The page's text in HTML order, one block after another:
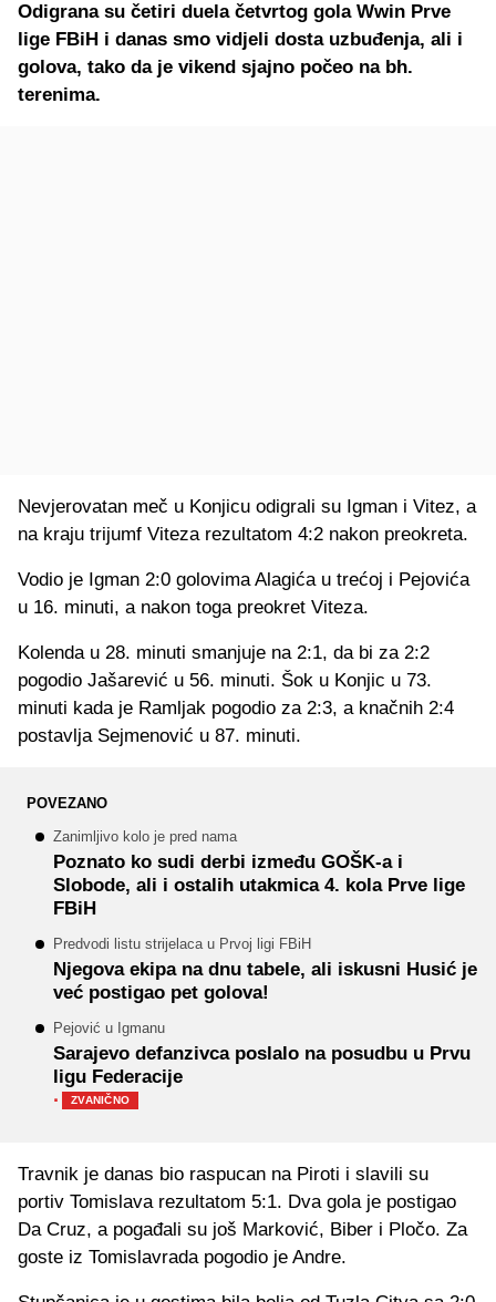
Odigrana su četiri duela četvrtog gola Wwin Prve
lige FBiH i danas smo vidjeli dosta uzbuđenja, ali i
golova, tako da je vikend sjajno počeo na bh.
terenima.
Nevjerovatan meč u Konjicu odigrali su Igman i Vitez, a
na kraju trijumf Viteza rezultatom 4:2 nakon preokreta.
Vodio je Igman 2:0 golovima Alagića u trećoj i Pejovića
u 16. minuti, a nakon toga preokret Viteza.
Kolenda u 28. minuti smanjuje na 2:1, da bi za 2:2
pogodio Jašarević u 56. minuti. Šok u Konjic u 73.
minuti kada je Ramljak pogodio za 2:3, a knačnih 2:4
postavlja Sejmenović u 87. minuti.
POVEZANO
Zanimljivo kolo je pred nama
Poznato ko sudi derbi između GOŠK-a i
Slobode, ali i ostalih utakmica 4. kola Prve lige
FBiH
Predvodi listu strijelaca u Prvoj ligi FBiH
Njegova ekipa na dnu tabele, ali iskusni Husić je
već postigao pet golova!
Pejović u Igmanu
Sarajevo defanzivca poslalo na posudbu u Prvu
ligu Federacije
· ZVANIČNO
Travnik je danas bio raspucan na Piroti i slavili su
portiv Tomislava rezultatom 5:1. Dva gola je postigao
Da Cruz, a pogađali su još Marković, Biber i Pločo. Za
goste iz Tomislavrada pogodio je Andre.